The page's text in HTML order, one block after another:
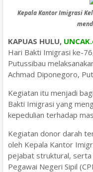
Kepala Kantor Imigrasi
KAPUAS HULU,
Hari Bakti Imigrasi ke-
Putussibau
Achmad Diponegoro,
Kegiatan itu menjadi
Bakti Imigrasi yang
kepedulian terhadap
Kegiatan donor darah
oleh Kepala Kantor
pejabat struktural, serta
Pegawai Negeri Sipil